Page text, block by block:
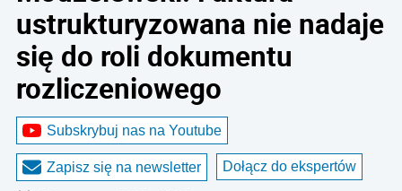
ustrukturyzowana nie nadaje
się do roli dokumentu
rozliczeniowego
Subskrybuj nas na Youtube
Zapisz się na newsletter Dołącz do ekspertów